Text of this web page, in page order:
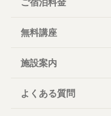
無料講座
施設案内
よくある質問